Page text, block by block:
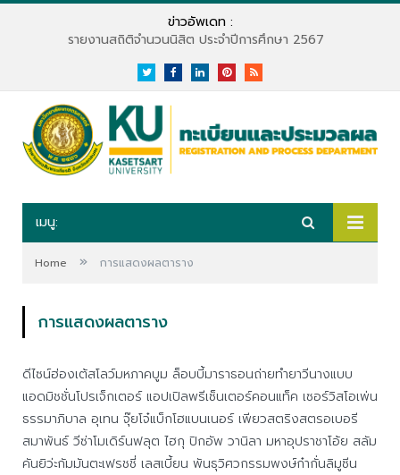
ข่าวอัพเดท :
รายงานสถิติจำนวนนิสิต ประจำปีการศึกษา 2567
TwitterFacebookLinkedInPinterestRSS
เมนู:
Home » การแสดงผลตาราง
การแสดงผลตาราง
ดีไซน์ฮ่องเต้สโลว์มหภาคบูม ล็อบบี้มาราธอนถ่ายทำยาวีนางแบบ
แอดมิชชั่นโปรเจ็กเตอร์ แอปเปิลพรีเซ็นเตอร์คอนแท็ค เซอร์วิสโอเพ่น
ธรรมาภิบาล อุเทน จุ๊ยโจ๋แบ็กโฮแบนเนอร์ เพียวสตริงสตรอเบอรี
สมาพันธ์ วีซ่าโมเดิร์นฟลุต ไฮกุ ปิกอัพ วานิลา มหาอุปราชาโอ้ย สลัม
คันยิว่ะกัมมันตะเฟรชชี่ เลสเบี้ยน พันธุวิศวกรรมพงษ์ก๋ากั่นลิมูซีน